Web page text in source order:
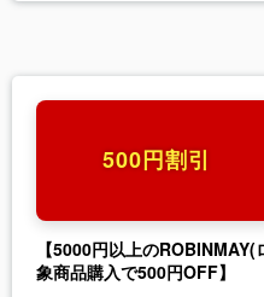
500円割引
【5000円以上の
象商品購入で500円OFF】